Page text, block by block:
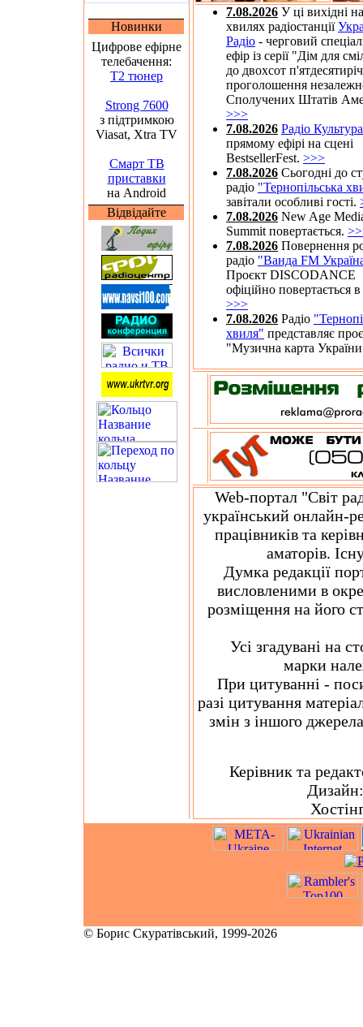
Новинки
Цифрове ефірне
телебачення:
Т2 тюнер
Strong 7600
з підтримкою
Viasat, Xtra TV
Смарт ТВ
приставки
на Android
Відвідайте
7.08.2026 У ці вихідні на
хвилях радіостанції
Радіо - черговий
ефір із серії "Дім для
до двохсот
проголошення
Сполучених Штатів
>>>
7.08.2026 Радіо Культура
прямому ефірі на сцені
BestsellerFest. >>>
7.08.2026 Сьогодні до
радіо "Тернопільська
завітали особливі гості.
7.08.2026 New Age
Summit повертається.
7.08.2026 Повернення
радіо "Ванда FM
Проєкт DISCODANCE
офіційно повертається
>>>
7.08.2026 Радіо
хвиля" представляє
"Музична карта
Web-портал "Світ
український онлайн-
працівників та
аматорів.
Думка редакції
висловленими в
розміщення на його
Усі згадувані на
марки
При цитуванні -
разі цитування
змін з іншого
Керівник та
© Борис Скуратівський, 1999-2026